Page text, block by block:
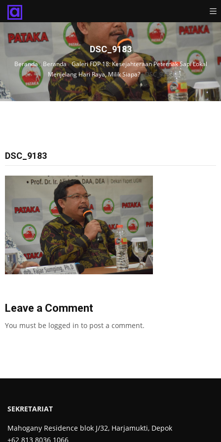
DSC_9183
Beranda› Beranda›Galeri FDP 18: Kesejahteraan Peternak Sapi Lokal
Menjelang Hari Raya, Milik Siapa?›DSC_9183
DSC_9183
Leave a Comment
You must be logged in to post a comment.
SEKRETARIAT
Mahogany Residence blok J/32, Harjamukti, Depok
+62 813 8036 1066